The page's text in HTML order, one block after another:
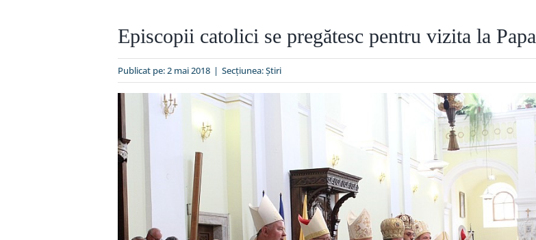
Episcopii catolici se pregătesc pentru vizita la Papa
Publicat pe: 2 mai 2018 | Secțiunea:Ştiri